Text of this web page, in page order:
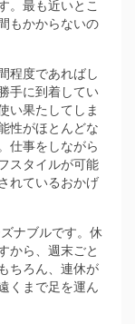
。最も近いとこ
もかからないの
程度であればし
手に到着してい
い果たしてしま
性がほとんどな
仕事をしながら
スタイルが可能
れているおかげ
ナブルです。休
から、週末ごと
ちろん、連休が
くまで足を運ん